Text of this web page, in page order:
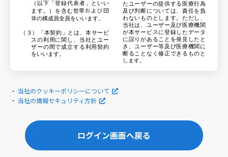
第７条 個人情報の適切な保護
当社は、ユーザーの個人情報について、紛失、漏洩等のリスクを
回避し安全に管理することができるよう、当社の従業員等に対し
必要な監督を行い、その他必要な措置を講じます。
第８条 外部への委託
当社は、取得した個人情報の取り扱いを委託する場合があります。
その場合には、利用目的を達成する範囲内で、当社の委託先選定基
準を満たした委託先へ委託します。ただし、以下の場合はこの限り
第９条 第三者提供について
１ 当社は、予めご本人の同意をいただいている場合および法令等
により認められている場合を除き、お客さまの個人情報を第三者
人の生命、身体又は財産の保護のために必要がある場合であっ
公衆衛生の向上又は児童の健全な育成の推進のために特に必要
がある場合であって、ユーザーご本人の同意を得ることが困難
であるとき
（以下「登録代表者」といい
ます。）を含む世帯および団
体の構成員全員をいいます。
（３）「本契約」とは、本サービ
スの利用に関し、当社とユー
ザーの間で成立する利用契約
をいいます。
することができます。
２．ユーザーは、本サービスを、
医療機関の診療予約並びに個人
きます。
第３条（適用範囲）
本規約は、本サービスの利用に
たユーザーの提供する医療行為
及び判断については、責任を負
わないものとします。ただし、
当社は、ユーザー及び医療機関
が本サービスに登録したデータ
に誤りがあることを発見したと
き、ユーザー等及び医療機関に
断ることなく修正できるものと
します。
スの提供の中断、停止、終了、
利用不能または変更、本サービ
スに登録したデータの誤入力、
消失又はコンピューター等の機
・ 当社のクッキーポリシーについて
・ 当社の情報セキュリティ方針
ログイン画面へ戻る